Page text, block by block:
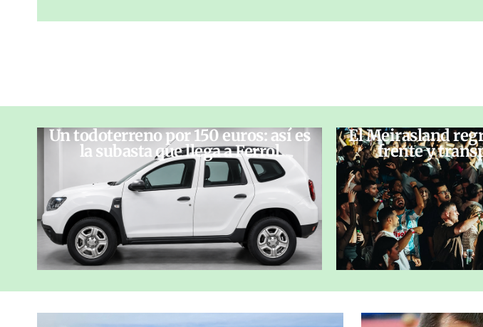
Un todoterreno por 150 euros: así es
la subasta que llega a Ferrol
El Meirasland
frente y